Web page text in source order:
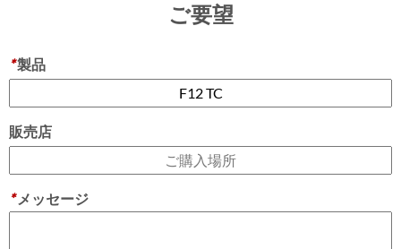
ご要望
*製品
販売店
*メッセージ